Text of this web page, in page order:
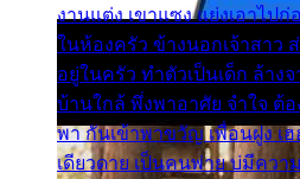
งานแต่ง เขาแซง แย่งเอาไป
ในห้องครัว ข้างนอกเจ้าสาว
อยู่ในครัว ทำตัวเป็นเด็ก ล้าง
บ้านใกล้ พึ่งพาอาศัย จำใจ ต้อ
พา กันเข้าพาขวัญ เพื่อนฝูง เ
เดียวดาย เป็นคนพ่าย บ่มีควา